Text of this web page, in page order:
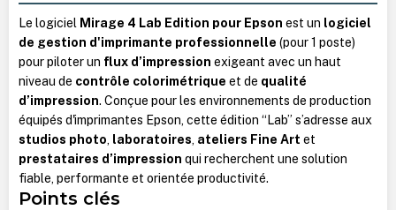
Le logiciel Mirage 4 Lab Edition pour Epson est un logiciel
de gestion d'imprimante professionnelle (pour 1 poste)
pour piloter un flux d’impression exigeant avec un haut
niveau de contrôle colorimétrique et de qualité
d’impression. Conçue pour les environnements de production
équipés d'imprimantes Epson, cette édition “Lab” s’adresse aux
studios photo, laboratoires, ateliers Fine Art et
prestataires d’impression qui recherchent une solution
fiable, performante et orientée productivité.
Points clés